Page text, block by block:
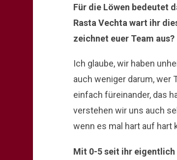
Für die Löwen bedeutet
Rasta Vechta wart ihr
zeichnet euer Team aus?
Ich glaube, wir haben
auch weniger darum, wer
einfach füreinander, das
verstehen wir uns auch
wenn es mal hart auf hart
Mit 0-5 seit ihr